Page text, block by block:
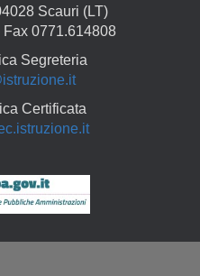
Scauri (LT)
0771.614808
Segreteria
Certificata